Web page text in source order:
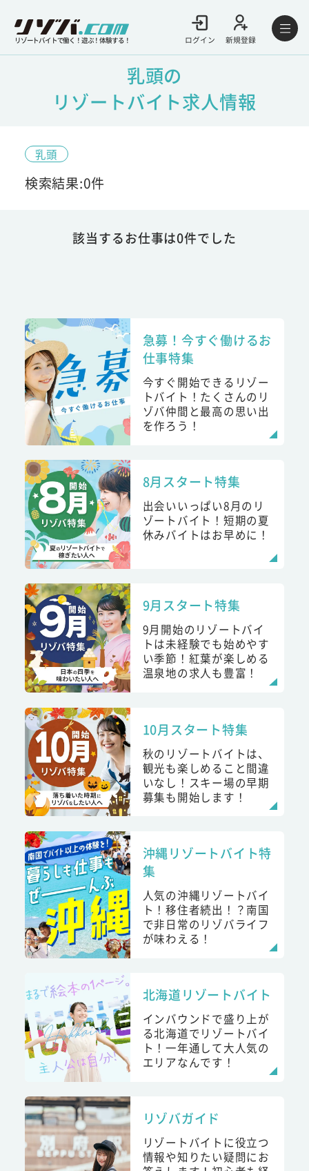
リゾートバイトで働く！遊ぶ！体験する！ ログイン 新規登録
乳頭の
リゾートバイト求人情報
乳頭
検索結果:0件
該当するお仕事は0件でした
急募！今すぐ働けるお
仕事特集
今すぐ開始できるリゾー
トバイト！たくさんのリ
ゾバ仲間と最高の思い出
を作ろう！
8月スタート特集
出会いいっぱい8月のリ
ゾートバイト！短期の夏
休みバイトはお早めに！
9月スタート特集
9月開始のリゾートバイ
トは未経験でも始めやす
い季節！紅葉が楽しめる
温泉地の求人も豊富！
10月スタート特集
秋のリゾートバイトは、
観光も楽しめること間違
いなし！スキー場の早期
募集も開始します！
沖縄リゾートバイト特
集
人気の沖縄リゾートバイ
ト！移住者続出！？南国
で非日常のリゾバライフ
が味わえる！
北海道リゾートバイト
インバウンドで盛り上が
る北海道でリゾートバイ
ト！一年通して大人気の
エリアなんです！
リゾバガイド
リゾートバイトに役立つ
情報や知りたい疑問にお